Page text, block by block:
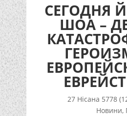
СЕГОДНЯ
ШОА –
27 Нісана 5778
Новини,